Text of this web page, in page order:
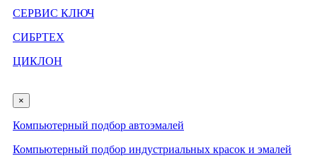
СЕРВИС КЛЮЧ
СИБРТЕХ
ЦИКЛОН
×
Компьютерный подбор автоэмалей
Компьютерный подбор индустриальных красок и эмалей